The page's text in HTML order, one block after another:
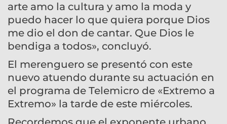
arte amo la cultura y amo la moda y
puedo hacer lo que quiera porque Dios
me dio el don de cantar. Que Dios le
bendiga a todos», concluyó.
El merenguero se presentó con este
nuevo atuendo durante su actuación en
el programa de Telemicro de «Extremo a
Extremo» la tarde de este miércoles.